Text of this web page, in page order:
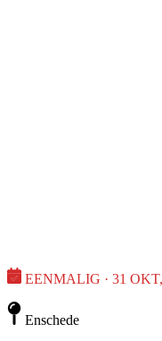
EENMALIG · 31
Enschede